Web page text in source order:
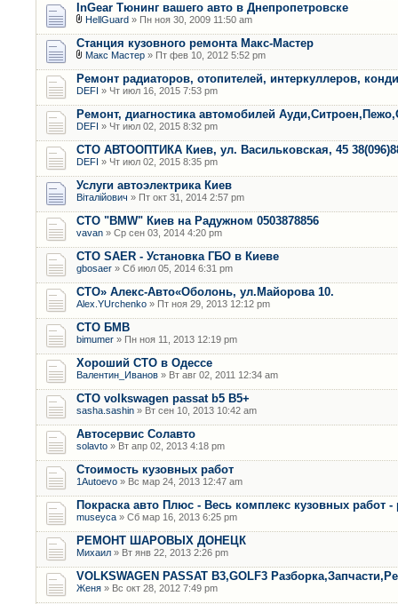
InGear Тюнинг вашего авто в Днепропетровске
HellGuard » Пн ноя 30, 2009 11:50 am
Станция кузовного ремонта Макс-Мастер
Макс Мастер » Пт фев 10, 2012 5:52 pm
Ремонт радиаторов, отопителей, интеркуллеров,
DEFI » Чт июл 16, 2015 7:53 pm
Ремонт, диагностика автомобилей
DEFI » Чт июл 02, 2015 8:32 pm
СТО АВТООПТИКА Киев, ул. Васильковская, 45
DEFI » Чт июл 02, 2015 8:35 pm
Услуги автоэлектрика Киев
Віталійович » Пт окт 31, 2014 2:57 pm
СТО "BMW" Киев на Радужном 0503878856
vavan » Ср сен 03, 2014 4:20 pm
СТО SAER - Установка ГБО в Киеве
gbosaer » Сб июл 05, 2014 6:31 pm
СТО» Алекс-Авто«Оболонь, ул.Майорова 10.
Alex.YUrchenko » Пт ноя 29, 2013 12:12 pm
CТО БМВ
bimumer » Пн ноя 11, 2013 12:19 pm
Хороший СТО в Одессе
Валентин_Иванов » Вт авг 02, 2011 12:34 am
СТО volkswagen passat b5 B5+
sasha.sashin » Вт сен 10, 2013 10:42 am
Автосервис Солавто
solavto » Вт апр 02, 2013 4:18 pm
Стоимость кузовных работ
1Autoevo » Вс мар 24, 2013 12:47 am
Покраска авто Плюс - Весь комплекс кузовных работ -
museyca » Сб мар 16, 2013 6:25 pm
РЕМОНТ ШАРОВЫХ ДОНЕЦК
Михаил » Вт янв 22, 2013 2:26 pm
VOLKSWAGEN PASSAT B3,GOLF3
Женя » Вс окт 28, 2012 7:49 pm